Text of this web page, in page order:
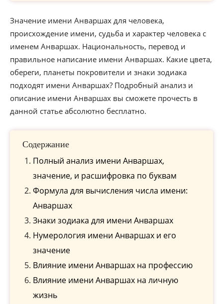
Значение имени Анваршах для человека,
происхождение имени, судьба и характер человека с
именем Анваршах. Национальность, перевод и
правильное написание имени Анваршах. Какие цвета,
обереги, планеты покровители и знаки зодиака
подходят имени Анваршах? Подробный анализ и
описание имени Анваршах вы сможете прочесть в
данной статье абсолютно бесплатно.
Содержание
Полный анализ имени Анваршах,
значение, и расшифровка по буквам
Формула для вычисления числа имени:
Анваршах
Знаки зодиака для имени Анваршах
Нумерология имени Анваршах и его
значение
Влияние имени Анваршах на профессию
Влияние имени Анваршах на личную
жизнь